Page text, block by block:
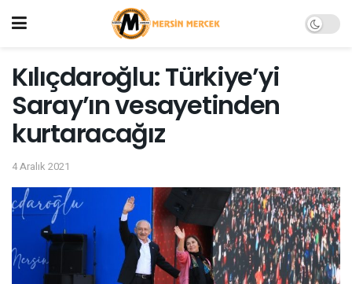
Kılıçdaroğlu: Türkiye’yi
Saray’ın vesayetinden
kurtaracağız
4 Aralık 2021